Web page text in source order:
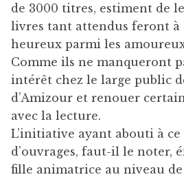
de 3000 titres, estiment de
livres tant attendus feront à
heureux parmi les
Comme ils ne manqueront
intérêt chez le large public
d’Amizour et renouer
avec la lecture.
L’initiative ayant abouti à
d’ouvrages, faut-il le noter,
fille animatrice au niveau